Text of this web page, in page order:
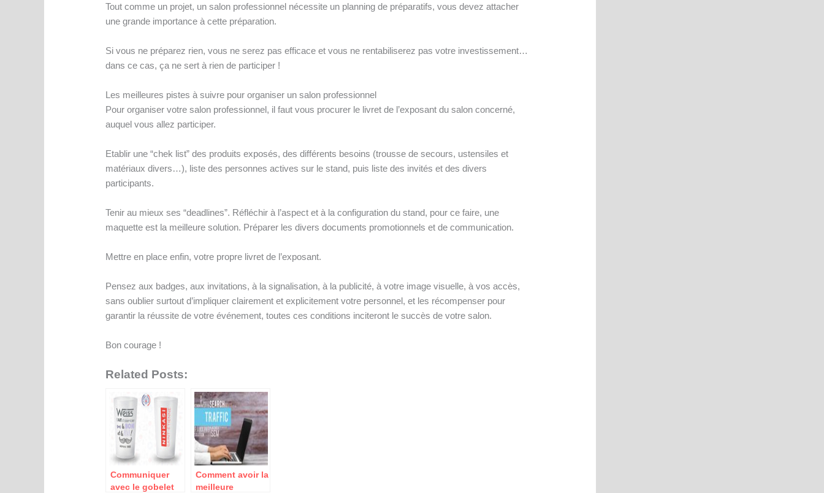
Tout comme un projet, un salon professionnel nécessite un planning de préparatifs, vous devez attacher
une grande importance à cette préparation.
Si vous ne préparez rien, vous ne serez pas efficace et vous ne rentabiliserez pas votre investissement…
dans ce cas, ça ne sert à rien de participer !
Les meilleures pistes à suivre pour organiser un salon professionnel
Pour organiser votre salon professionnel, il faut vous procurer le livret de l’exposant du salon concerné,
auquel vous allez participer.
Etablir une “chek list” des produits exposés, des différents besoins (trousse de secours, ustensiles et
matériaux divers…), liste des personnes actives sur le stand, puis liste des invités et des divers
participants.
Tenir au mieux ses “deadlines”. Réfléchir à l’aspect et à la configuration du stand, pour ce faire, une
maquette est la meilleure solution. Préparer les divers documents promotionnels et de communication.
Mettre en place enfin, votre propre livret de l’exposant.
Pensez aux badges, aux invitations, à la signalisation, à la publicité, à votre image visuelle, à vos accès,
sans oublier surtout d’impliquer clairement et explicitement votre personnel, et les récompenser pour
garantir la réussite de votre événement, toutes ces conditions inciteront le succès de votre salon.
Bon courage !
Related Posts:
Communiquer
avec le gobelet
Comment avoir la
meilleure